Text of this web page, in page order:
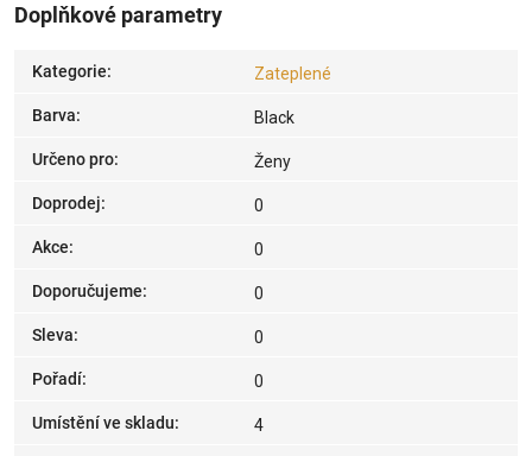
Doplňkové parametry
Kategorie: Zateplené
Barva: Black
Určeno pro: Ženy
Doprodej: 0
Akce: 0
Doporučujeme: 0
Sleva: 0
Pořadí: 0
Umístění ve skladu: 4